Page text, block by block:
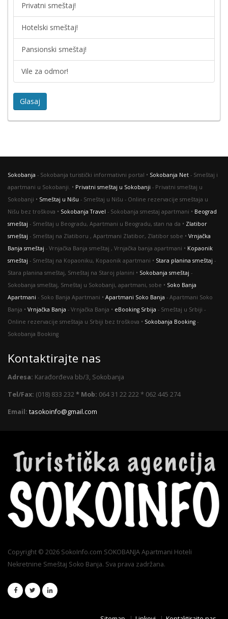
Privatni smeštaj!
Hotelski smeštaj!
Pansionski smeštaj!
Vile za odmor!
Glasaj
Sokobanja - Sokobanja turistički informativni portal • Sokobanja Net - Smeštaj i
apartmani u Sokobanji. • Privatni smeštaj u Sokobanji - Privatni smeštaj u
Sokobanji • Smeštaj u Nišu - Smeštaj u Nišu - Online rezervacije smeštaja u
Nišu bez troškova • Sokobanja Travel - Sokobanja smestaj apartmani • Beograd
smeštaj - Smeštaj u Beogradu, Apartmani u Beogradu, stan na da • Zlatibor
smeštaj - Smeštaj na Zlatiboru , Apartmani Zlatibor, Zlatibor sobe • Vrnjačka
Banja smeštaj - Vrnjačka Banja smeštaj , Vrnjačka banja apartmani • Kopaonik
smeštaj - Smeštaj na Kopaoniku, Kopaonik apartmani • Stara planina smeštaj -
Stara planina smeštaj, Smeštaj na Staroj planini • Sokobanja smeštaj -
Sokobanja smeštaj, Smeštaj u Sokobanji, apartmani, sobe • Soko Banja
Apartmani - Soko Banja Apartmani • Apartmani Soko Banja - Apartmani Soko
Banja • Vrnjačka Banja - Vrnjačka Banja • eBooking Srbija - Smeštaj u Srbiji -
Оnline rezervacije smeštaja u Srbiji bez troškova • Sokobanja Booking -
Sokobanja Booking
Kontaktirajte nas
Adresa: Karađorđeva bb/3, Sokobanja
Tel/Fax: (018) 833 232 * Mob: 064 31 22 222 * 062 445 274
Email: tasokoinfo@gmail.com
Copyright © 2026 SokoInfo.com SOKOBANJA Apartmani Hoteli
Nekretnine Smeštaj Soko Banja. Sva prava zadržana.